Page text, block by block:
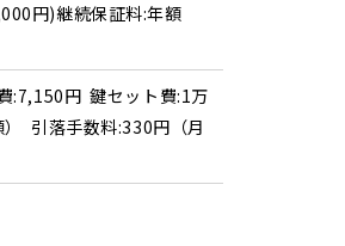
円)継続保証料:年額
:7,150円 鍵セット費:1万
引落手数料:330円（月